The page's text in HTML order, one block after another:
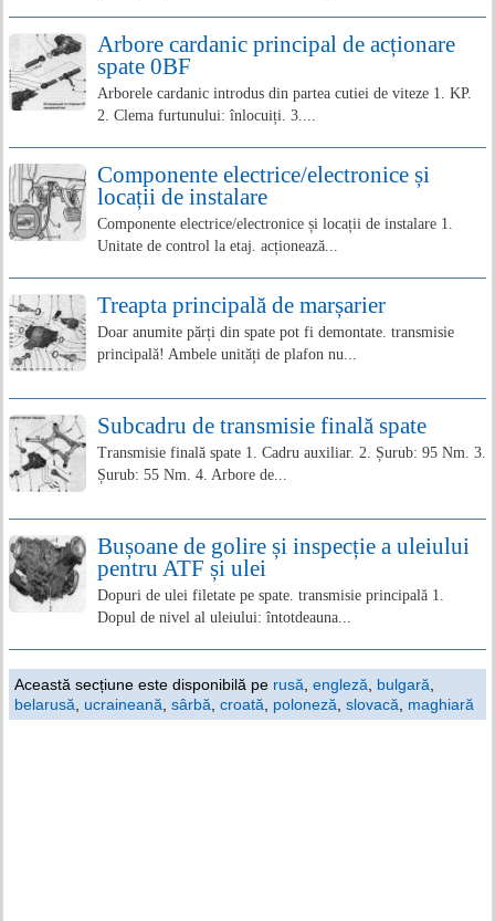
Arbore cardanic principal de acționare
spate 0BF
Arborele cardanic introdus din partea cutiei de viteze 1. KP.
2. Clema furtunului: înlocuiți. 3....
Componente electrice/electronice și
locații de instalare
Componente electrice/electronice și locații de instalare 1.
Unitate de control la etaj. acționează...
Treapta principală de marșarier
Doar anumite părți din spate pot fi demontate. transmisie
principală! Ambele unități de plafon nu...
Subcadru de transmisie finală spate
Transmisie finală spate 1. Cadru auxiliar. 2. Șurub: 95 Nm. 3.
Șurub: 55 Nm. 4. Arbore de...
Bușoane de golire și inspecție a uleiului
pentru ATF și ulei
Dopuri de ulei filetate pe spate. transmisie principală 1.
Dopul de nivel al uleiului: întotdeauna...
Această secțiune este disponibilă pe rusă engleză bulgară
belarusă
ucraineană sârbă croată poloneză slovacă maghiară